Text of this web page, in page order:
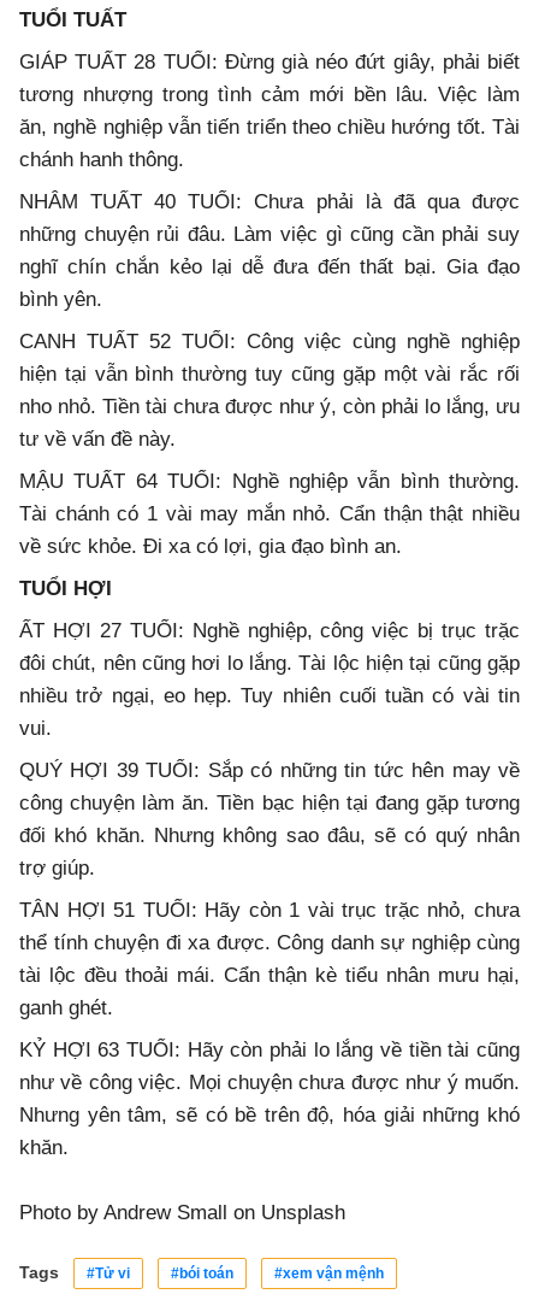
TUỔI TUẤT
GIÁP TUẤT 28 TUỔI: Đừng già néo đứt giây, phải biết
tương nhượng trong tình cảm mới bền lâu. Việc làm
ăn, nghề nghiệp vẫn tiến triển theo chiều hướng tốt. Tài
chánh hanh thông.
NHÂM TUẤT 40 TUỔI: Chưa phải là đã qua được
những chuyện rủi đâu. Làm việc gì cũng cần phải suy
nghĩ chín chắn kẻo lại dễ đưa đến thất bại. Gia đạo
bình yên.
CANH TUẤT 52 TUỔI: Công việc cùng nghề nghiệp
hiện tại vẫn bình thường tuy cũng gặp một vài rắc rối
nho nhỏ. Tiền tài chưa được như ý, còn phải lo lắng, ưu
tư về vấn đề này.
MẬU TUẤT 64 TUỔI: Nghề nghiệp vẫn bình thường.
Tài chánh có 1 vài may mắn nhỏ. Cẩn thận thật nhiều
về sức khỏe. Đi xa có lợi, gia đạo bình an.
TUỔI HỢI
ẤT HỢI 27 TUỔI: Nghề nghiệp, công việc bị trục trặc
đôi chút, nên cũng hơi lo lắng. Tài lộc hiện tại cũng gặp
nhiều trở ngại, eo hẹp. Tuy nhiên cuối tuần có vài tin
vui.
QUÝ HỢI 39 TUỔI: Sắp có những tin tức hên may về
công chuyện làm ăn. Tiền bạc hiện tại đang gặp tương
đối khó khăn. Nhưng không sao đâu, sẽ có quý nhân
trợ giúp.
TÂN HỢI 51 TUỔI: Hãy còn 1 vài trục trặc nhỏ, chưa
thể tính chuyện đi xa được. Công danh sự nghiệp cùng
tài lộc đều thoải mái. Cẩn thận kè tiểu nhân mưu hại,
ganh ghét.
KỶ HỢI 63 TUỔI: Hãy còn phải lo lắng về tiền tài cũng
như về công việc. Mọi chuyện chưa được như ý muốn.
Nhưng yên tâm, sẽ có bề trên độ, hóa giải những khó
khăn.
Photo by Andrew Small on Unsplash
Tags #Tử vi #bói toán #xem vận mệnh